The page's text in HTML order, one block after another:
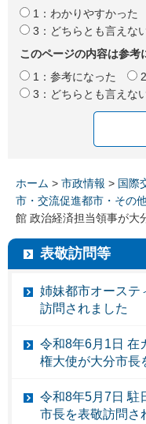
1：わかりやすかった
3：どちらとも言えな
このページの内容は参考
1：参考になった
3：どちらとも言えな
ホーム > 市政情報 > 国際
市・交流促進都市・その
館 政治経済担当領事が大
表敬訪問等
姉妹都市オーステ
訪問されました
令和8年6月1日 在
権大使が大分市長
令和8年5月7日 駐
市長を表敬訪問さ